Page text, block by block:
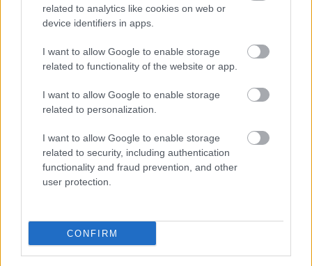
related to analytics like cookies on web or
device identifiers in apps.
I want to allow Google to enable storage
related to functionality of the website or app.
I want to allow Google to enable storage
related to personalization.
I want to allow Google to enable storage
related to security, including authentication
functionality and fraud prevention, and other
user protection.
CONFIRM
A lehetőségekhez mérten a nézők is aktívan részt
a Blaha Lujza
téren megtáncoltatott egy rajongót,Kerényi Miklós
Máténakpedig cigánykereket vetettek a Hősök
terén. Igazán remek délelőttöt varázsoltak
egymásnak a művészek és a járókelők egyaránt, akik
sűrű integetéssel és széles mosollyal hálálták meg a
műsort.
Forrás: Budapesti Operettszínház